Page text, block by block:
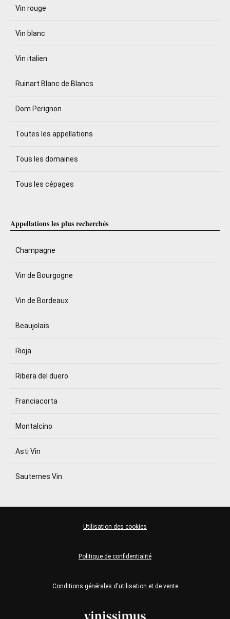
Vin rouge
Vin blanc
Vin italien
Ruinart Blanc de Blancs
Dom Perignon
Toutes les appellations
Tous les domaines
Tous les cépages
Appellations les plus recherchés
Champagne
Vin de Bourgogne
Vin de Bordeaux
Beaujolais
Rioja
Ribera del duero
Franciacorta
Montalcino
Asti Vin
Sauternes Vin
Conditions générales d'utilisation et de vente
Politique de confidentialité
Utilisation des cookies